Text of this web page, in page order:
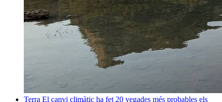
Terra El canvi climàtic ha fet 20 vegades més probables els